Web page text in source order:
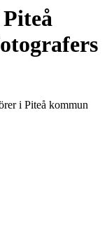
Piteå
i Piteå kommun